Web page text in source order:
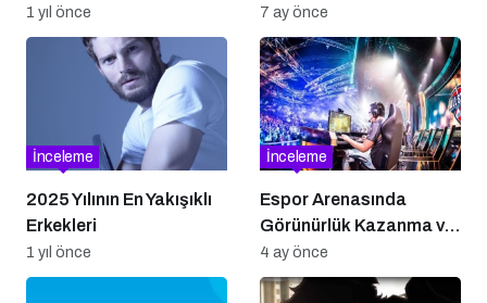
1 yıl önce
Simülasyon ve Eğitim
Sistemleri
7 ay önce
2025 Yılının En Yakışıklı
Erkekleri
İnceleme
1 yıl önce
Espor Arenasında
Görünürlük Kazanma ve
Marka Yönetimi
İnceleme
4 ay önce